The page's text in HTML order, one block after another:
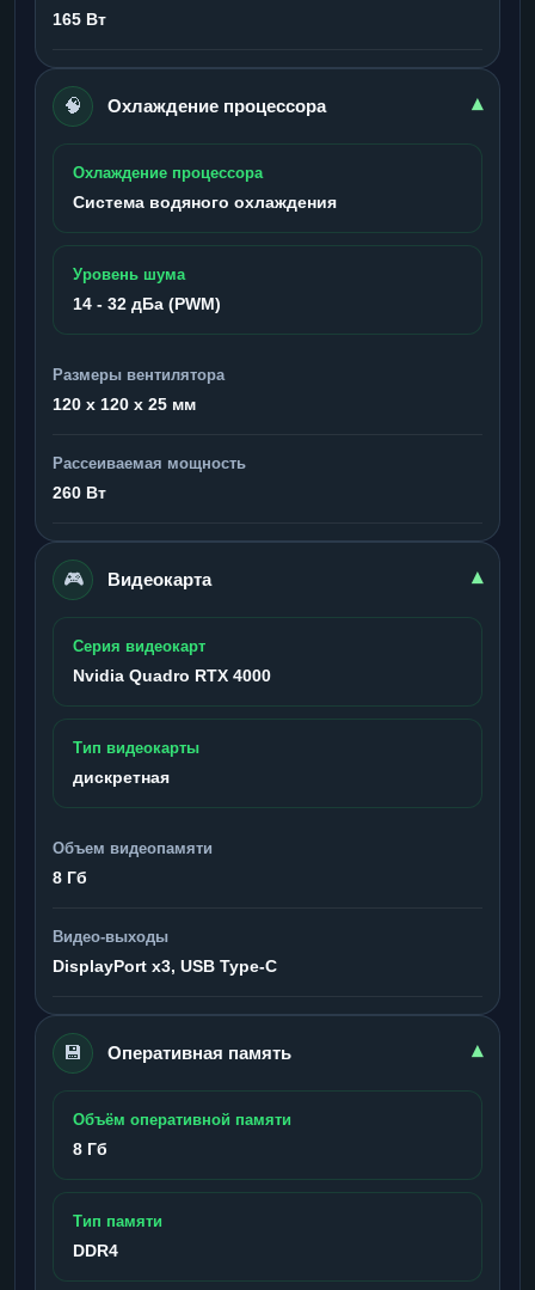
165 Вт
🧠 Охлаждение процессора ▾
Охлаждение процессора
Система водяного охлаждения
Уровень шума
14 - 32 дБа (PWM)
Размеры вентилятора
120 x 120 x 25 мм
Рассеиваемая мощность
260 Вт
🎮 Видеокарта ▾
Серия видеокарт
Nvidia Quadro RTX 4000
Тип видеокарты
дискретная
Объем видеопамяти
8 Гб
Видео-выходы
DisplayPort x3, USB Type-C
💾 Оперативная память ▾
Объём оперативной памяти
8 Гб
Тип памяти
DDR4